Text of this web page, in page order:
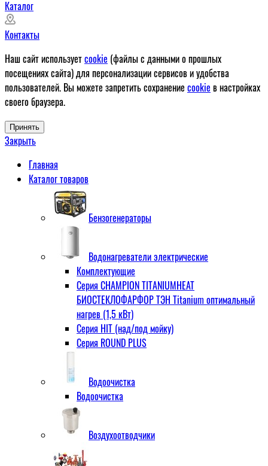
Каталог
Контакты
Наш сайт используетcookie (файлы с данными о прошлых
посещениях сайта) для персонализации сервисов и удобства
пользователей. Вы можете запретить сохранение cookie в настройках
своего браузера.
Принять
Закрыть
Главная
Каталог товаров
Бензогенераторы
Водонагреватели электрические
Комплектующие
Серия CHAMPION TITANIUMHEAT
БИОСТЕКЛОФАРФОР ТЭН Titanium оптимальный
нагрев (1,5 кВт)
Серия HIT (над/под мойку)
Серия ROUND PLUS
Водоочистка
Водоочистка
Воздухоотводчики